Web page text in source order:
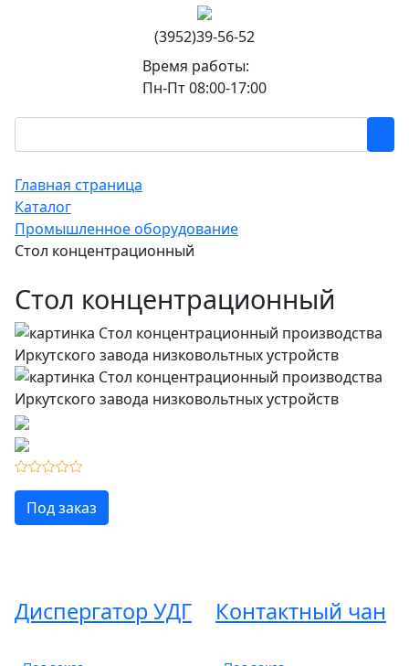
(3952)39-56-52
Время работы:
Пн-Пт 08:00-17:00
Главная страница
Каталог
Промышленное оборудование
Стол концентрационный
Стол концентрационный
Под заказ
Диспергатор УДГ Контактный чан